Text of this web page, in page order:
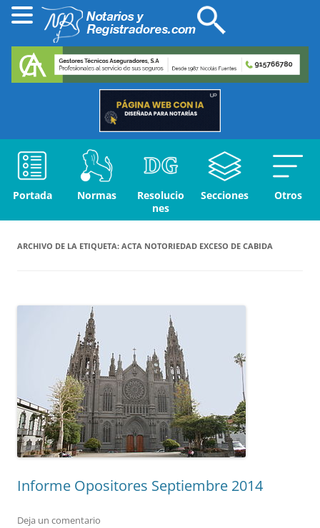
Portada Normas
Resolucio
nes
Secciones Otros
ARCHIVO DE LA ETIQUETA: ACTA NOTORIEDAD EXCESO DE CABIDA
Informe Opositores Septiembre 2014
Deja un comentario